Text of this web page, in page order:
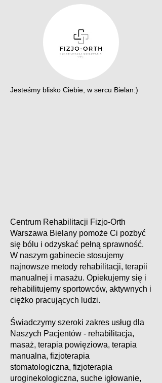
Jesteśmy blisko Ciebie, w sercu Bielan:)
Centrum Rehabilitacji Fizjo-Orth
Warszawa Bielany pomoże Ci pozbyć
się bólu i odzyskać pełną sprawność.
W naszym gabinecie stosujemy
najnowsze metody rehabilitacji, terapii
manualnej i masażu. Opiekujemy się i
rehabilitujemy sportowców, aktywnych i
ciężko pracujących ludzi.
Świadczymy szeroki zakres usług dla
Naszych Pacjentów - rehabilitacja,
masaż, terapia powięziowa, terapia
manualna, fizjoterapia
stomatologiczna, fizjoterapia
uroginekologiczna, suche igłowanie,